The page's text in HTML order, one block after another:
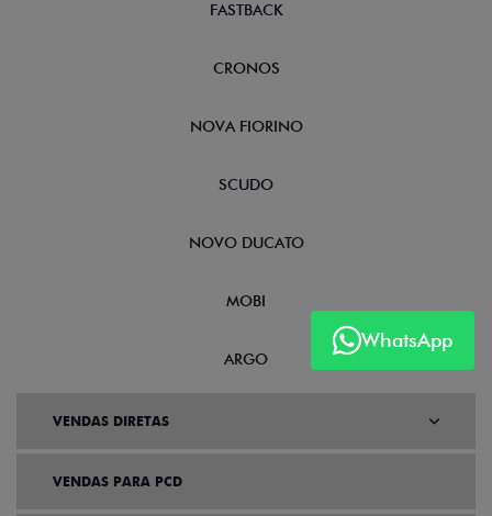
WhatsApp
FASTBACK
CRONOS
NOVA FIORINO
SCUDO
NOVO DUCATO
MOBI
ARGO
VENDAS DIRETAS
VENDAS PARA PCD